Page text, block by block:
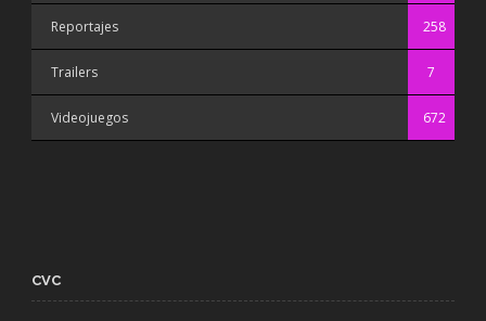
Reportajes 258
Trailers 7
Videojuegos 672
CVC